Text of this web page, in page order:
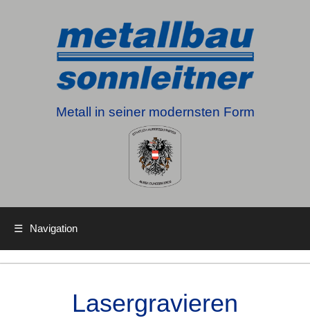
Metall in seiner modernsten Form
☰ Navigation
Lasergravieren